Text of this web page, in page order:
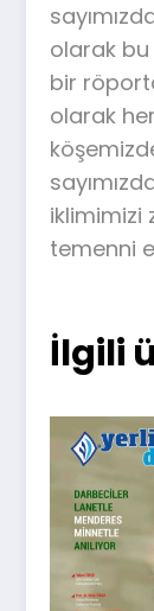
olarak bu
bir
olarak
iklimimizi
temenni
İlgili